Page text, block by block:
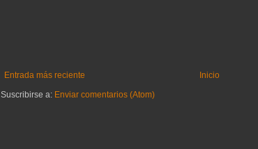
Entrada más reciente
Inicio
Suscribirse a: Enviar comentarios (Atom)